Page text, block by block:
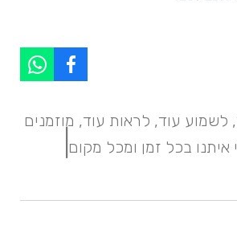
לשמוע עוד, לראות עוד, מוזמנים
איתנו בכל זמן ומכל מקום.
|